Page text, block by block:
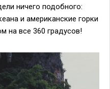
ничего подобного:
и американские горки
на все 360 градусов!